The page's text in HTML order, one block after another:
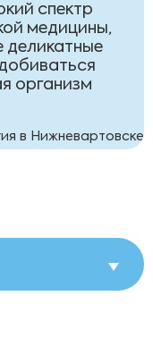
спектр
медицины,
деликатные
организм